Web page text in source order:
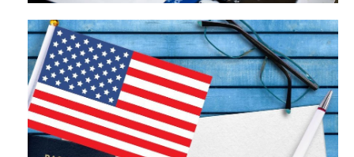
Visata - đơn vị cung cấp dịch vụ làm visa Mỹ tại Vĩnh Long
chuyên nghiệp hàng đầu